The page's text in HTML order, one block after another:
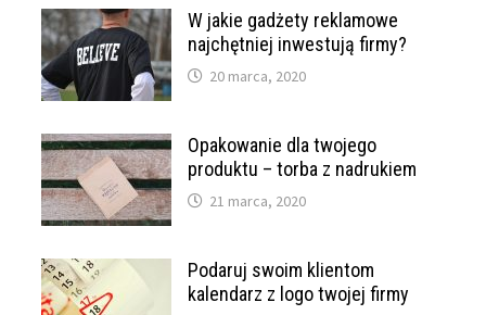
W jakie gadżety reklamowe
najchętniej inwestują firmy?
20 marca, 2020
Opakowanie dla twojego
produktu – torba z nadrukiem
21 marca, 2020
Podaruj swoim klientom
kalendarz z logo twojej firmy